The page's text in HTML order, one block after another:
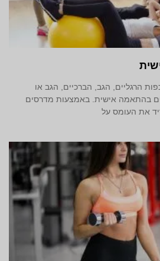
הרגליים, הגב, הברכיים, הגב או
בהתאמה אישית. באמצעות מדרסים
את העומס על